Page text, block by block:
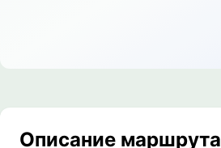
Описание маршрута